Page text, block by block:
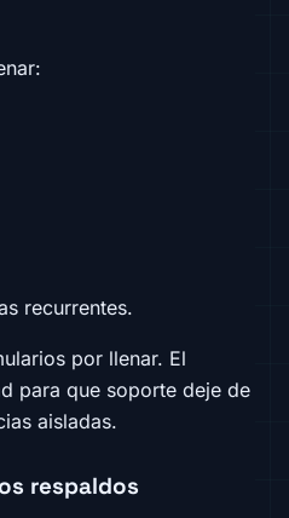
recurrentes.
por llenar. El
para que soporte deje de
aisladas.
respaldos